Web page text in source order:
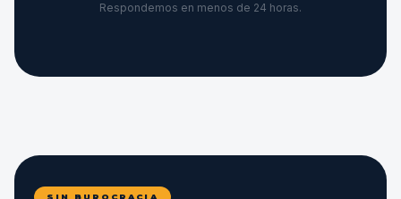
Respondemos en menos de 24 horas.
SIN BUROCRACIA